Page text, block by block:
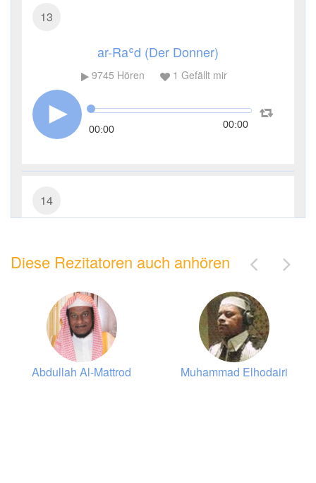
13
ar-Raʿd (Der Donner)
9745 Hören 1 Gefällt mir
00:00 00:00
14
5647Hören 0Gefällt mir
00:00 00:00
Diese Rezitatoren auch anhören
Muhammad Elhodairi
Abdullah Al-Mattrod